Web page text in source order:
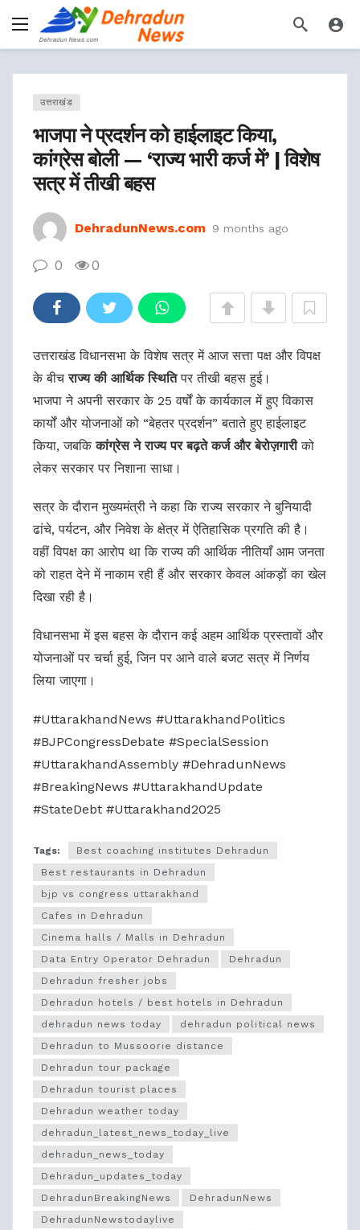
उत्तराखंड
भाजपा ने प्रदर्शन को हाईलाइट किया,
कांग्रेस बोली — ‘राज्य भारी कर्ज में’ | विशेष
सत्र में तीखी बहस
DehradunNews.com 9 months ago
0 0
उत्तराखंड विधानसभा के विशेष सत्र में आज सत्ता पक्ष और विपक्ष
के बीचराज्य की आर्थिक स्थितिपर तीखी बहस हुई।
भाजपा ने अपनी सरकार के 25 वर्षों के कार्यकाल में हुए विकास
कार्यों और योजनाओं को “बेहतर प्रदर्शन” बताते हुए हाईलाइट
किया, जबकिकांग्रेस ने राज्य पर बढ़ते कर्ज और बेरोज़गारीको
लेकर सरकार पर निशाना साधा।
सत्र के दौरान मुख्यमंत्री ने कहा कि राज्य सरकार ने बुनियादी
ढांचे, पर्यटन, और निवेश के क्षेत्र में ऐतिहासिक प्रगति की है।
वहीं विपक्ष का आरोप था कि राज्य की आर्थिक नीतियाँ आम जनता
को राहत देने में नाकाम रही हैं और सरकार केवल आंकड़ों का खेल
दिखा रही है।
विधानसभा में इस बहस के दौरान कई अहम आर्थिक प्रस्तावों और
योजनाओं पर चर्चा हुई, जिन पर आने वाले बजट सत्र में निर्णय
लिया जाएगा।
#UttarakhandNews #UttarakhandPolitics
#BJPCongressDebate #SpecialSession
#UttarakhandAssembly #DehradunNews
#BreakingNews #UttarakhandUpdate
#StateDebt #Uttarakhand2025
Tags:
Best coaching institutes Dehradun
Best restaurants in Dehradun
bjp vs congress uttarakhand
Cafes in Dehradun
Cinema halls / Malls in Dehradun
Data Entry Operator Dehradun
Dehradun
Dehradun fresher jobs
Dehradun hotels / best hotels in Dehradun
dehradun news today
dehradun political news
Dehradun to Mussoorie distance
Dehradun tour package
Dehradun tourist places
Dehradun weather today
dehradun_latest_news_today_live
dehradun_news_today
Dehradun_updates_today
DehradunBreakingNews
DehradunNews
DehradunNewstodaylive